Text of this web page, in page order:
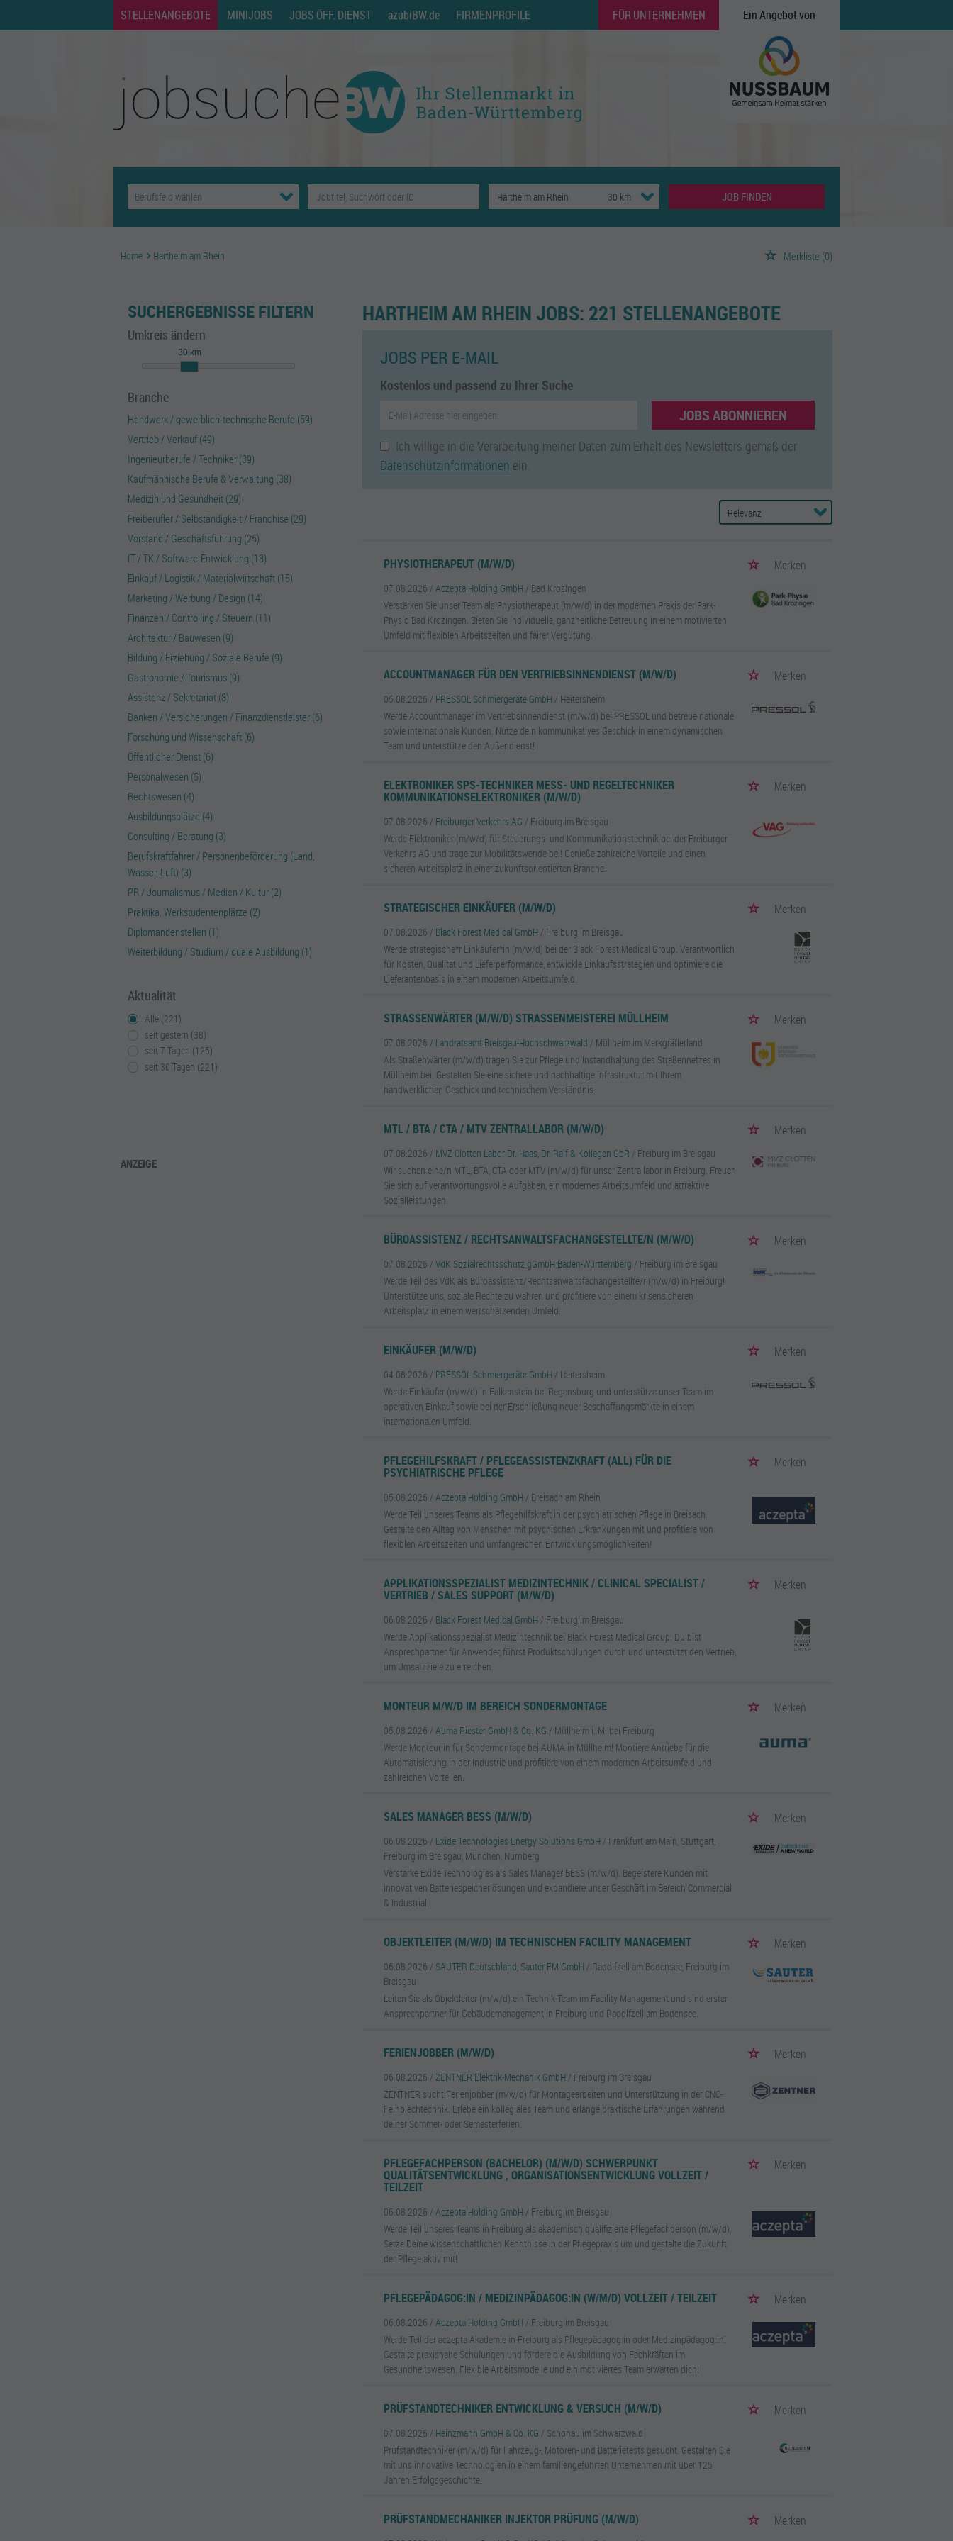
STELLENANGEBOTE MINIJOBS JOBS ÖFF. DIENST azubiBW.de FIRMENPROFILE FÜR UNTERNEHMEN Ein Angebot von
JOB FINDEN
Home Hartheim am Rhein Merkliste (0)
SUCHERGEBNISSE FILTERN
Umkreis ändern
30 km
Branche
Handwerk / gewerblich-technische Berufe (59)
Vertrieb / Verkauf (49)
Ingenieurberufe / Techniker (39)
Kaufmännische Berufe & Verwaltung (38)
Medizin und Gesundheit (29)
Freiberufler / Selbständigkeit / Franchise (29)
Vorstand / Geschäftsführung (25)
IT / TK / Software-Entwicklung (18)
Einkauf / Logistik / Materialwirtschaft (15)
Marketing / Werbung / Design (14)
Finanzen / Controlling / Steuern (11)
Architektur / Bauwesen (9)
Bildung / Erziehung / Soziale Berufe (9)
Gastronomie / Tourismus (9)
Assistenz / Sekretariat (8)
Banken / Versicherungen / Finanzdienstleister (6)
Forschung und Wissenschaft (6)
Öffentlicher Dienst (6)
Personalwesen (5)
Rechtswesen (4)
Ausbildungsplätze (4)
Consulting / Beratung (3)
Berufskraftfahrer / Personenbeförderung (Land,
Wasser, Luft) (3)
PR / Journalismus / Medien / Kultur (2)
Praktika, Werkstudentenplätze (2)
Diplomandenstellen (1)
Weiterbildung / Studium / duale Ausbildung (1)
Aktualität
Alle (221)
seit gestern (38)
seit 7 Tagen (125)
seit 30 Tagen (221)
ANZEIGE
HARTHEIM AM RHEIN JOBS: 221 STELLENANGEBOTE
JOBS PER E-MAIL
Kostenlos und passend zu Ihrer Suche
JOBS ABONNIEREN
Ich willige in die Verarbeitung meiner Daten zum Erhalt des Newsletters gemäß der
Datenschutzinformationen ein.
PHYSIOTHERAPEUT (M/W/D) Merken
07.08.2026 /Aczepta Holding GmbH / Bad Krozingen
Verstärken Sie unser Team als Physiotherapeut (m/w/d) in der modernen Praxis der Park-
Physio Bad Krozingen. Bieten Sie individuelle, ganzheitliche Betreuung in einem motivierten
Umfeld mit flexiblen Arbeitszeiten und fairer Vergütung.
ACCOUNTMANAGER FÜR DEN VERTRIEBSINNENDIENST (M/W/D) Merken
05.08.2026 / PRESSOL Schmiergeräte GmbH / Heitersheim
Werde Accountmanager im Vertriebsinnendienst (m/w/d) bei PRESSOL und betreue nationale
sowie internationale Kunden. Nutze dein kommunikatives Geschick in einem dynamischen
Team und unterstütze den Außendienst!
ELEKTRONIKER SPS-TECHNIKER MESS- UND REGELTECHNIKER
KOMMUNIKATIONSELEKTRONIKER (M/W/D)
Merken
07.08.2026 / Freiburger Verkehrs AG / Freiburg im Breisgau
Werde Elektroniker (m/w/d) für Steuerungs- und Kommunikationstechnik bei der Freiburger
Verkehrs AG und trage zur Mobilitätswende bei! Genieße zahlreiche Vorteile und einen
sicheren Arbeitsplatz in einer zukunftsorientierten Branche.
STRATEGISCHER EINKÄUFER (M/W/D) Merken
07.08.2026 / Black Forest Medical GmbH / Freiburg im Breisgau
Werde strategische*r Einkäufer*in (m/w/d) bei der Black Forest Medical Group. Verantwortlich
für Kosten, Qualität und Lieferperformance, entwickle Einkaufsstrategien und optimiere die
Lieferantenbasis in einem modernen Arbeitsumfeld.
STRASSENWÄRTER (M/W/D) STRASSENMEISTEREI MÜLLHEIM Merken
07.08.2026 / Landratsamt Breisgau-Hochschwarzwald / Müllheim im Markgräflerland
Als Straßenwärter (m/w/d) tragen Sie zur Pflege und Instandhaltung des Straßennetzes in
Müllheim bei. Gestalten Sie eine sichere und nachhaltige Infrastruktur mit Ihrem
handwerklichen Geschick und technischem Verständnis.
MTL / BTA / CTA / MTV ZENTRALLABOR (M/W/D) Merken
07.08.2026 / MVZ Clotten Labor Dr. Haas, Dr. Raif & Kollegen GbR / Freiburg im Breisgau
Wir suchen eine/n MTL, BTA, CTA oder MTV (m/w/d) für unser Zentrallabor in Freiburg. Freuen
Sie sich auf verantwortungsvolle Aufgaben, ein modernes Arbeitsumfeld und attraktive
Sozialleistungen.
BÜROASSISTENZ / RECHTSANWALTSFACHANGESTELLTE/N (M/W/D) Merken
07.08.2026 /VdK Sozialrechtsschutz gGmbH Baden-Württemberg / Freiburg im Breisgau
Werde Teil des VdK als Büroassistenz/Rechtsanwaltsfachangestellte/r (m/w/d) in Freiburg!
Unterstütze uns, soziale Rechte zu wahren und profitiere von einem krisensicheren
Arbeitsplatz in einem wertschätzenden Umfeld.
EINKÄUFER (M/W/D) Merken
04.08.2026 / PRESSOL Schmiergeräte GmbH / Heitersheim
Werde Einkäufer (m/w/d) in Falkenstein bei Regensburg und unterstütze unser Team im
operativen Einkauf sowie bei der Erschließung neuer Beschaffungsmärkte in einem
internationalen Umfeld.
PFLEGEHILFSKRAFT / PFLEGEASSISTENZKRAFT (ALL) FÜR DIE
PSYCHIATRISCHE PFLEGE
Merken
05.08.2026 /Aczepta Holding GmbH / Breisach am Rhein
Werde Teil unseres Teams als Pflegehilfskraft in der psychiatrischen Pflege in Breisach.
Gestalte den Alltag von Menschen mit psychischen Erkrankungen mit und profitiere von
flexiblen Arbeitszeiten und umfangreichen Entwicklungsmöglichkeiten!
APPLIKATIONSSPEZIALIST MEDIZINTECHNIK / CLINICAL SPECIALIST /
VERTRIEB / SALES SUPPORT (M/W/D)
Merken
06.08.2026 / Black Forest Medical GmbH / Freiburg im Breisgau
Werde Applikationsspezialist Medizintechnik bei Black Forest Medical Group! Du bist
Ansprechpartner für Anwender, führst Produktschulungen durch und unterstützt den Vertrieb,
um Umsatzziele zu erreichen.
MONTEUR M/W/D IM BEREICH SONDERMONTAGE Merken
05.08.2026 /Auma Riester GmbH & Co. KG / Müllheim i. M. bei Freiburg
Werde Monteur:in für Sondermontage bei AUMA in Müllheim! Montiere Antriebe für die
Automatisierung in der Industrie und profitiere von einem modernen Arbeitsumfeld und
zahlreichen Vorteilen.
SALES MANAGER BESS (M/W/D) Merken
06.08.2026 / Exide Technologies Energy Solutions GmbH / Frankfurt am Main, Stuttgart,
Freiburg im Breisgau, München, Nürnberg
Verstärke Exide Technologies als Sales Manager BESS (m/w/d). Begeistere Kunden mit
innovativen Batteriespeicherlösungen und expandiere unser Geschäft im Bereich Commercial
& Industrial.
OBJEKTLEITER (M/W/D) IM TECHNISCHEN FACILITY MANAGEMENT Merken
06.08.2026 / SAUTER Deutschland, Sauter FM GmbH / Radolfzell am Bodensee, Freiburg im
Breisgau
Leiten Sie als Objektleiter (m/w/d) ein Technik-Team im Facility Management und sind erster
Ansprechpartner für Gebäudemanagement in Freiburg und Radolfzell am Bodensee.
FERIENJOBBER (M/W/D) Merken
06.08.2026 /ZENTNER Elektrik-Mechanik GmbH / Freiburg im Breisgau
ZENTNER sucht Ferienjobber (m/w/d) für Montagearbeiten und Unterstützung in der CNC-
Feinblechtechnik. Erlebe ein kollegiales Team und erlange praktische Erfahrungen während
deiner Sommer- oder Semesterferien.
PFLEGEFACHPERSON (BACHELOR) (M/W/D) SCHWERPUNKT
QUALITÄTSENTWICKLUNG , ORGANISATIONSENTWICKLUNG VOLLZEIT /
TEILZEIT
Merken
06.08.2026 /Aczepta Holding GmbH / Freiburg im Breisgau
Werde Teil unseres Teams in Freiburg als akademisch qualifizierte Pflegefachperson (m/w/d).
Setze Deine wissenschaftlichen Kenntnisse in der Pflegepraxis um und gestalte die Zukunft
der Pflege aktiv mit!
PFLEGEPÄDAGOG:IN / MEDIZINPÄDAGOG:IN (W/M/D) VOLLZEIT / TEILZEIT Merken
06.08.2026 /Aczepta Holding GmbH / Freiburg im Breisgau
Werde Teil der aczepta Akademie in Freiburg als Pflegepädagog:in oder Medizinpädagog:in!
Gestalte praxisnahe Schulungen und fördere die Ausbildung von Fachkräften im
Gesundheitswesen. Flexible Arbeitsmodelle und ein motiviertes Team erwarten dich!
PRÜFSTANDTECHNIKER ENTWICKLUNG & VERSUCH (M/W/D) Merken
07.08.2026 / Heinzmann GmbH & Co. KG / Schönau im Schwarzwald
Prüfstandtechniker (m/w/d) für Fahrzeug-, Motoren- und Batterietests gesucht. Gestalten Sie
mit uns innovative Technologien in einem familiengeführten Unternehmen mit über 125
Jahren Erfolgsgeschichte.
PRÜFSTANDMECHANIKER INJEKTOR PRÜFUNG (M/W/D) Merken